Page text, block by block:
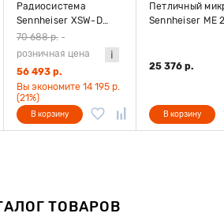
Радиосистема
Sennheiser XSW-D
Lavalier Set
70 688 р. -
розничная цена
56 493 р.
Вы экономите 14 195 р.
(21%)
В корзину
Петличный
Sennheiser ME
25 376 р.
В корзину
ТОВАРОВ